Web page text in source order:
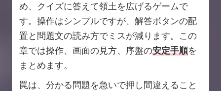
め、クイズに答えて領土を広げるゲームで
す。操作はシンプルですが、解答ボタンの配
置と問題文の読み方でミスが減ります。この
章では操作、画面の見方、序盤の安定手順を
まとめます。
罠は、分かる問題を急いで押し間違えること